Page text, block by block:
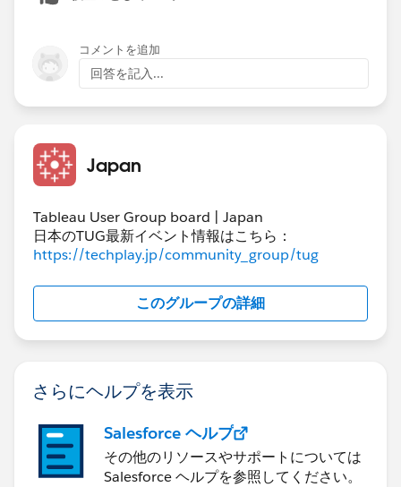
コメントを追加
回答を記入...
Japan
Tableau User Group board | Japan
日本のTUG最新イベント情報はこちら：
https://techplay.jp/community_group/tug
このグループの詳細
さらにヘルプを表示
Salesforce ヘルプ
その他のリソースやサポートについては
Salesforce ヘルプを参照してください。